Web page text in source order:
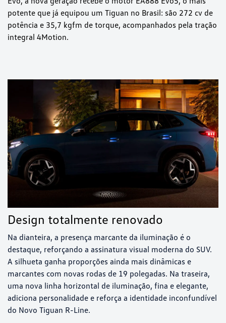
potente que já equipou um Tiguan no Brasil: são 272 cv de
potência e 35,7 kgfm de torque, acompanhados pela tração
integral 4Motion.
Design totalmente renovado
Na dianteira, a presença marcante da iluminação é o
destaque, reforçando a assinatura visual moderna do SUV.
A silhueta ganha proporções ainda mais dinâmicas e
marcantes com novas rodas de 19 polegadas. Na traseira,
uma nova linha horizontal de iluminação, fina e elegante,
adiciona personalidade e reforça a identidade inconfundível
do Novo Tiguan R-Line.